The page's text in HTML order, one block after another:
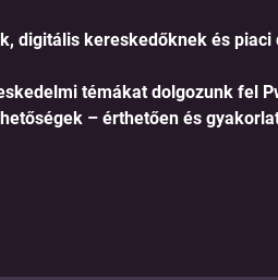
digitális kereskedőknek és
témákat dolgozunk fel
– érthetően és